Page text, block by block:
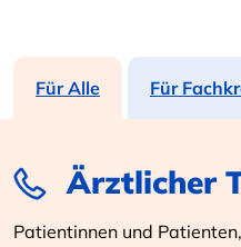
Für Alle Für
Ärztlicher
Patientinnen und